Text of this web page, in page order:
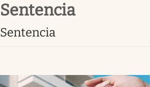
Infotechnology
Eventos Corporativos
sentencia
sentencia